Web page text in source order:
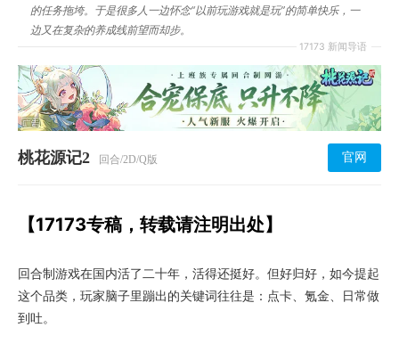
17173 新闻导语
的任务拖垮。于是很多人一边怀念“以前玩游戏就是玩”的简单快乐，一
边又在复杂的养成线前望而却步。
桃花源记2 回合/2D/Q版 官网
【17173专稿，转载请注明出处】
回合制游戏在国内活了二十年，活得还挺好。但好归好，如今提起
这个品类，玩家脑子里蹦出的关键词往往是：点卡、氪金、日常做
到吐。